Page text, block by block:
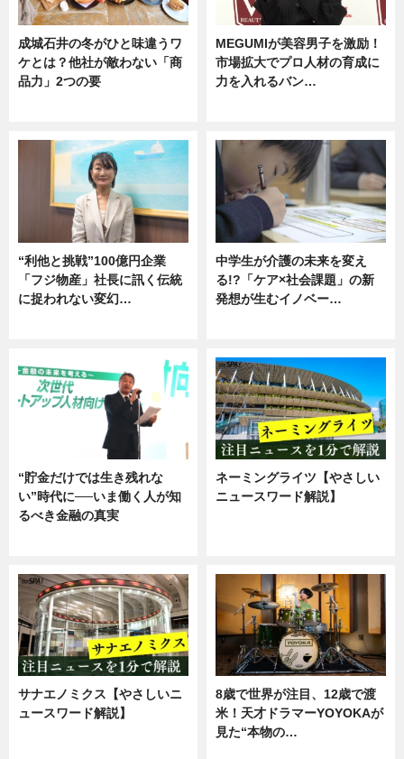
成城石井の冬がひと味違うワ
ケとは？他社が敵わない「商
品力」2つの要
MEGUMIが美容男子を激励！
市場拡大でプロ人材の育成に
力を入れるバン…
“利他と挑戦”100億円企業
「フジ物産」社長に訊く伝統
に捉われない変幻…
中学生が介護の未来を変え
る!?「ケア×社会課題」の新
発想が生むイノベー…
“貯金だけでは生き残れな
い”時代に──いま働く人が知
るべき金融の真実
ネーミングライツ【やさしい
ニュースワード解説】
サナエノミクス【やさしいニ
ュースワード解説】
8歳で世界が注目、12歳で渡
米！天才ドラマーYOYOKAが
見た“本物の…